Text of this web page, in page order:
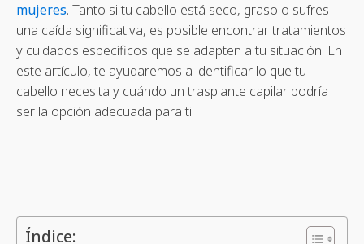
mujeres. Tanto si tu cabello está seco, graso o sufres
una caída significativa, es posible encontrar tratamientos
y cuidados específicos que se adapten a tu situación. En
este artículo, te ayudaremos a identificar lo que tu
cabello necesita y cuándo un trasplante capilar podría
ser la opción adecuada para ti.
Índice: